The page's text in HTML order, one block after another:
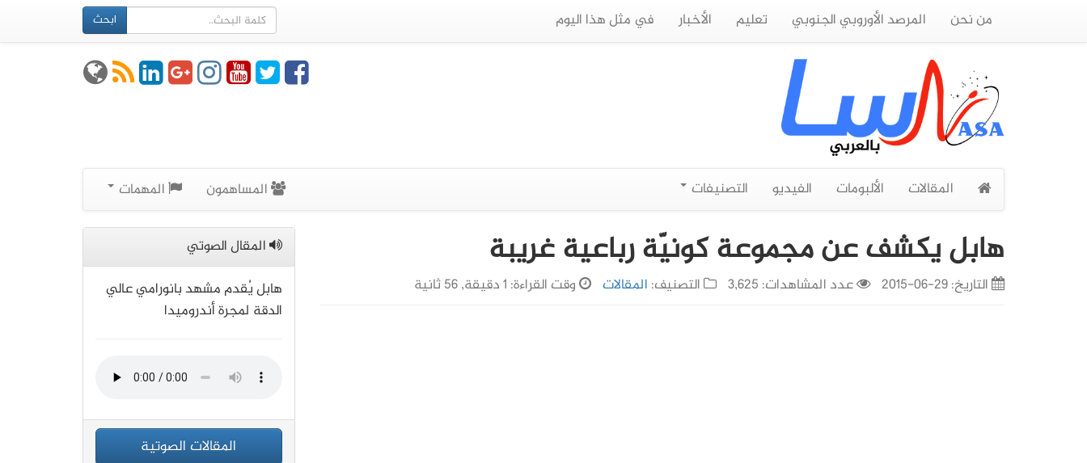
من نحن المرصد الأوروبي الجنوبي تعليم الأخبار في مثل هذا اليوم ابحث
المقالات الألبومات الفيديو التصنيفات المساهمون المهمات
هابل يكشف عن مجموعة كونيّة رباعية غريبة
التاريخ:29-06-2015 عدد المشاهدات: 3,625 التصنيف: المقالات وقت القراءة: 1 دقيقة, 56 ثانية
المقال الصوتي
هابل يُقدم مشهد بانورامي عالي
الدقة لمجرة أندروميدا
المقالات الصوتية